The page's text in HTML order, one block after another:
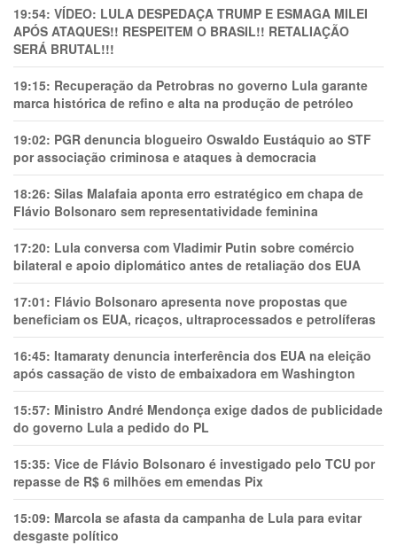
19:54: VÍDEO: LULA DESPEDAÇA TRUMP E ESMAGA MILEI
APÓS ATAQUES!! RESPEITEM O BRASIL!! RETALIAÇÃO
SERÁ BRUTAL!!!
19:15: Recuperação da Petrobras no governo Lula garante
marca histórica de refino e alta na produção de petróleo
19:02: PGR denuncia blogueiro Oswaldo Eustáquio ao STF
por associação criminosa e ataques à democracia
18:26: Silas Malafaia aponta erro estratégico em chapa de
Flávio Bolsonaro sem representatividade feminina
17:20: Lula conversa com Vladimir Putin sobre comércio
bilateral e apoio diplomático antes de retaliação dos EUA
17:01: Flávio Bolsonaro apresenta nove propostas que
beneficiam os EUA, ricaços, ultraprocessados e petrolíferas
16:45: Itamaraty denuncia interferência dos EUA na eleição
após cassação de visto de embaixadora em Washington
15:57: Ministro André Mendonça exige dados de publicidade
do governo Lula a pedido do PL
15:35: Vice de Flávio Bolsonaro é investigado pelo TCU por
repasse de R$ 6 milhões em emendas Pix
15:09: Marcola se afasta da campanha de Lula para evitar
desgaste político